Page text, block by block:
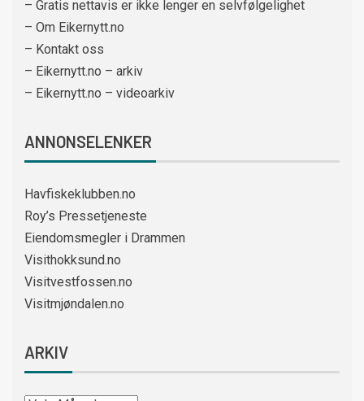
– Gratis nettavis er ikke lenger en selvfølgelighet
– Om Eikernytt.no
– Kontakt oss
– Eikernytt.no – arkiv
– Eikernytt.no – videoarkiv
ANNONSELENKER
Havfiskeklubben.no
Roy’s Pressetjeneste
Eiendomsmegler i Drammen
Visithokksund.no
Visitvestfossen.no
Visitmjøndalen.no
ARKIV